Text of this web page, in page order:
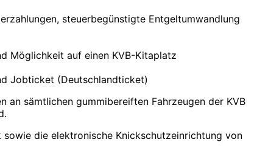
steuerbegünstigte Entgeltumwandlung
Möglichkeit auf einen KVB-Kitaplatz
Jobticket (Deutschlandticket)
an sämtlichen gummibereiften Fahrzeugen der KVB
die elektronische Knickschutzeinrichtung von